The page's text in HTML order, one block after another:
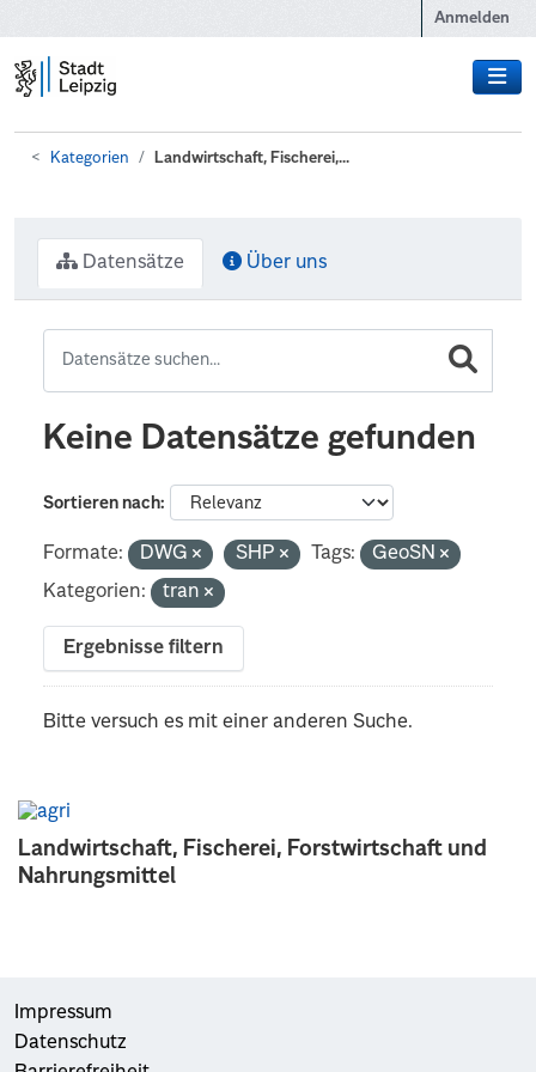
Anmelden
Kategorien Landwirtschaft, Fischerei,...
Landwirtschaft, Fischerei, Forstwirtschaft und
Nahrungsmittel
Datensätze Über uns
Keine Datensätze gefunden
Sortieren nach
Formate: DWG SHP Tags:
GeoSN
Kategorien:
tran
Ergebnisse filtern
Bitte versuch es mit einer anderen Suche.
Impressum
Datenschutz